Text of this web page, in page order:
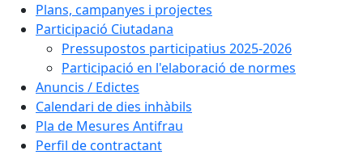
Plans, campanyes i projectes
Participació Ciutadana
Pressupostos participatius 2025-2026
Participació en l'elaboració de normes
Anuncis / Edictes
Calendari de dies inhàbils
Pla de Mesures Antifrau
Perfil de contractant